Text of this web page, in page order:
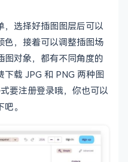
，选择好插图图层后可以
色，接着可以调整插图场
图对象，都有不同角度的
载 JPG 和 PNG 两种图
要注册登录哦，你也可以
。